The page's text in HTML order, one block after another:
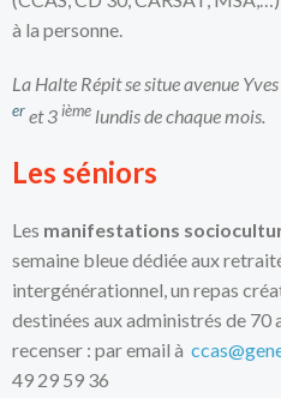
à la personne.
La Halte Répit se situe avenue
eret 3ième lundis de chaque mois.
Les séniors
Les manifestations
semaine bleue dédiée aux
intergénérationnel, un repas
destinées aux administrés de 70
recenser : par email à
49 29 59 36